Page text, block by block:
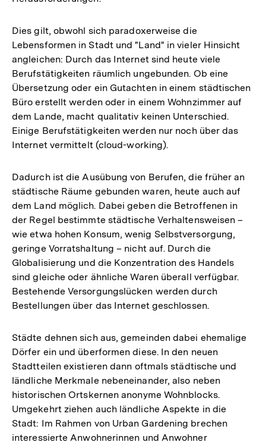
Dies gilt, obwohl sich paradoxerweise die
Lebensformen in Stadt und "Land" in vieler Hinsicht
angleichen: Durch das Internet sind heute viele
Berufstätigkeiten räumlich ungebunden. Ob eine
Übersetzung oder ein Gutachten in einem städtischen
Büro erstellt werden oder in einem Wohnzimmer auf
dem Lande, macht qualitativ keinen Unterschied.
Einige Berufstätigkeiten werden nur noch über das
Internet vermittelt (cloud-working).
Dadurch ist die Ausübung von Berufen, die früher an
städtische Räume gebunden waren, heute auch auf
dem Land möglich. Dabei geben die Betroffenen in
der Regel bestimmte städtische Verhaltensweisen –
wie etwa hohen Konsum, wenig Selbstversorgung,
geringe Vorratshaltung – nicht auf. Durch die
Globalisierung und die Konzentration des Handels
sind gleiche oder ähnliche Waren überall verfügbar.
Bestehende Versorgungslücken werden durch
Bestellungen über das Internet geschlossen.
Städte dehnen sich aus, gemeinden dabei ehemalige
Dörfer ein und überformen diese. In den neuen
Stadtteilen existieren dann oftmals städtische und
ländliche Merkmale nebeneinander, also neben
historischen Ortskernen anonyme Wohnblocks.
Umgekehrt ziehen auch ländliche Aspekte in die
Stadt: Im Rahmen von Urban Gardening brechen
interessierte Anwohnerinnen und Anwohner